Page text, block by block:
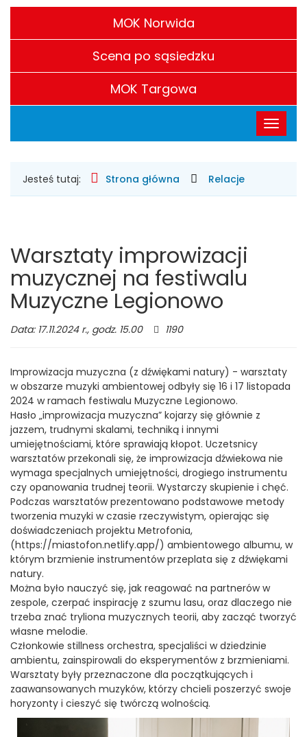
Chaplina
w
Legionowie
MOK Norwida
Scena po sąsiedzku
MOK Targowa
główne
Gdzie
jesteśmy
Jesteś tutaj: Strona główna Relacje
Warsztaty improwizacji
muzycznej na festiwalu
Muzyczne Legionowo
Data: 17.11.2024 r., godz. 15.00
Liczba
1190
Improwizacja muzyczna (z dźwiękami natury) - warsztaty
w obszarze muzyki ambientowej odbyły się 16 i 17 listopada
2024 w ramach festiwalu Muzyczne Legionowo.
Hasło „improwizacja muzyczna” kojarzy się głównie z
jazzem, trudnymi skalami, techniką i innymi
umiejętnościami, które sprawiają kłopot. Uczetsnicy
warsztatów przekonali się, że improwizacja dźwiekowa nie
wymaga specjalnych umiejętności, drogiego instrumentu
czy opanowania trudnej teorii. Wystarczy skupienie i chęć.
Podczas warsztatów prezentowano podstawowe metody
tworzenia muzyki w czasie rzeczywistym, opierając się
doświadczeniach projektu Metrofonia,
(https://miastofon.netlify.app/) ambientowego albumu, w
którym brzmienie instrumentów przeplata się z dźwiękami
natury.
Można było nauczyć się, jak reagować na partnerów w
zespole, czerpać inspirację z szumu lasu, oraz dlaczego nie
trzeba znać tryliona muzycznych teorii, aby zacząć tworzyć
własne melodie.
Członkowie stillness orchestra, specjaliści w dziedzinie
ambientu, zainspirowali do eksperymentów z brzmieniami.
Warsztaty były przeznaczone dla początkujących i
zaawansowanych muzyków, którzy chcieli poszerzyć swoje
horyzonty i cieszyć się twórczą wolnością.